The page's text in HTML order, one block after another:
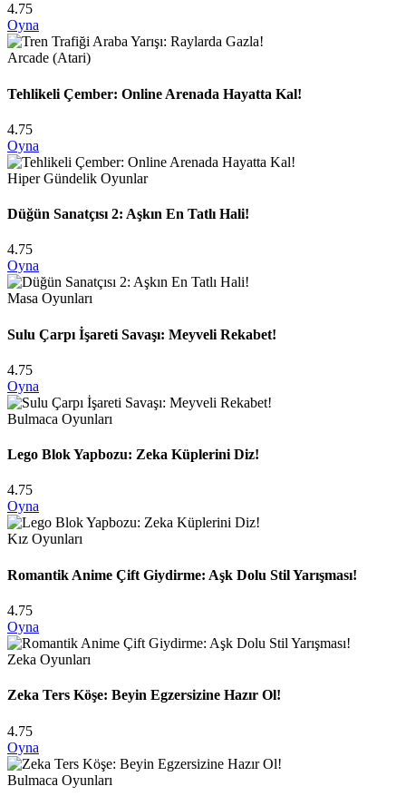
4.75
Oyna
Arcade (Atari)
Tehlikeli Çember: Online Arenada Hayatta Kal!
4.75
Oyna
Hiper Gündelik Oyunlar
Düğün Sanatçısı 2: Aşkın En Tatlı Hali!
4.75
Oyna
Masa Oyunları
Sulu Çarpı İşareti Savaşı: Meyveli Rekabet!
4.75
Oyna
Bulmaca Oyunları
Lego Blok Yapbozu: Zeka Küplerini Diz!
4.75
Oyna
Kız Oyunları
Romantik Anime Çift Giydirme: Aşk Dolu Stil Yarışması!
4.75
Oyna
Zeka Oyunları
Zeka Ters Köşe: Beyin Egzersizine Hazır Ol!
4.75
Oyna
Bulmaca Oyunları